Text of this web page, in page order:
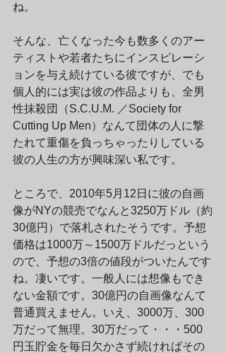
ね。
そんな、亡くなった今も数多くのアー
ティストや若者たちにインスピレーシ
ョンを与え続けている彼ですが、でも
個人的には実は彼の作品よりも、全男
性抹殺団（S.C.U.M. ／Society for
Cutting Up Men）なんて団体の人に撃
たれて重傷を負っちゃったりしている
彼の人生の方が興味深い私です。
ところで、2010年5月12日に彼の自画
像がNYの競売でなんと3250万ドル（約
30億円）で落札されたそうです。予想
価格は1000万～1500万ドルだっという
ので、予想の3倍の値段がついたんです
ね。凄いです。一般人には想像もでき
ない金額です。30億円の自画像なんて
普通買えません。いえ、3000万、300
万だって無理。30万だって・・・500
円玉貯金を毎日欠かさず続ければその